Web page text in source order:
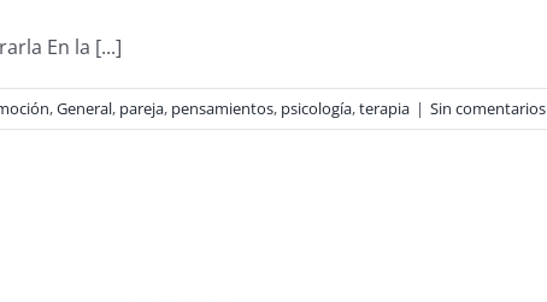
En la [...]
,General, pareja, pensamientos, psicología,terapia | Sin comentarios